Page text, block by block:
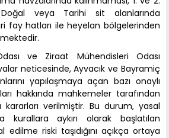
veya Tarihi sit alanlarında
fay hatları ile heyelan bölgelerinden
ve Ziraat Mühendisleri Odası
neticesinde, Ayvacık ve Bayramiç
yapılaşmaya açan bazı onaylı
hakkında mahkemeler tarafından
verilmiştir. Bu durum, yasal
kurallara aykırı olarak başlatılan
riski taşıdığını açıkça ortaya